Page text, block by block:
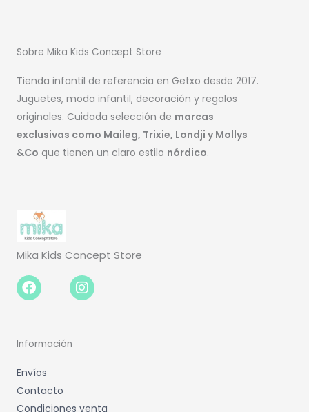
Sobre Mika Kids Concept Store
Tienda infantil de referencia en Getxo desde 2017.
Juguetes, moda infantil, decoración y regalos
originales. Cuidada selección de marcas
exclusivas como Maileg, Trixie, Londji y Mollys
&Co que tienen un claro estilo nórdico.
Mika Kids Concept Store
Facebook-
f
Instagram
Información
Envíos
Contacto
Condiciones venta